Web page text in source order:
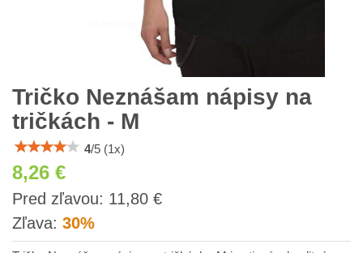
Tričko Neznášam nápisy na
tričkách - M
4/5 (1 x)
8,26 €
Pred zľavou: 11,80 €s
Zľava: 30%